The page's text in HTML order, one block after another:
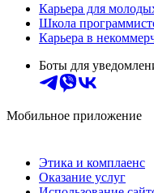
Карьера для
Школа
Карьера в
Боты для
Мобильное приложение
Этика и комплаенс
Оказание услуг